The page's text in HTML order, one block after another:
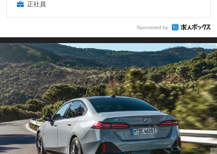
正社員
Sponsored by